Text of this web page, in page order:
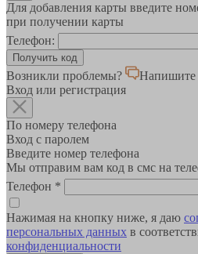
Для добавления карты введите
при получении карты
Телефон:
Возникли проблемы?
Напишите
Вход или регистрация
По номеру телефона
Вход с паролем
Введите номер телефона
Мы отправим вам код в смс на
Телефон *
Нажимая на кнопку ниже, я даю
персональных данных в
конфиденциальности